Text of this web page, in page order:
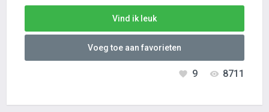
Vind ik leuk
Voeg toe aan favorieten
8711
9